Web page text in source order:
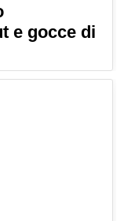
e gocce di